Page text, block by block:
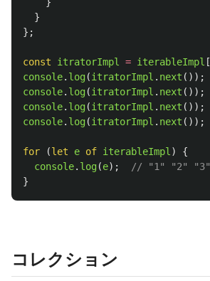
}
};
const itratorImpl = iterableImpl [
console. log(itratorImpl . next ());
console. log(itratorImpl . next ());
console. log(itratorImpl . next ());
console. log(itratorImpl . next ());
for (let e of iterableImpl )
{
console. log(e);
// "1" "2" "3"
}
コレクション